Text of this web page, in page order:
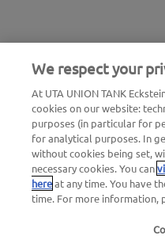
We respect your
At UTA UNION TANK
cookies on our website:
purposes (in particular for
for analytical purposes. In
without cookies being set,
necessary cookies. You can
hereat any time. You have
time. For more information,